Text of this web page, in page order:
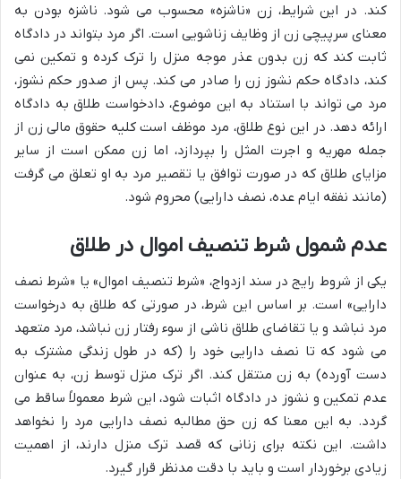
کند. در این شرایط، زن «ناشزه» محسوب می شود. ناشزه بودن به
معنای سرپیچی زن از وظایف زناشویی است. اگر مرد بتواند در دادگاه
ثابت کند که زن بدون عذر موجه منزل را ترک کرده و تمکین نمی
کند، دادگاه حکم نشوز زن را صادر می کند. پس از صدور حکم نشوز،
مرد می تواند با استناد به این موضوع، دادخواست طلاق به دادگاه
ارائه دهد. در این نوع طلاق، مرد موظف است کلیه حقوق مالی زن از
جمله مهریه و اجرت المثل را بپردازد، اما زن ممکن است از سایر
مزایای طلاق که در صورت توافق یا تقصیر مرد به او تعلق می گرفت
(مانند نفقه ایام عده، نصف دارایی) محروم شود.
عدم شمول شرط تنصیف اموال در طلاق
یکی از شروط رایج در سند ازدواج، «شرط تنصیف اموال» یا «شرط نصف
دارایی» است. بر اساس این شرط، در صورتی که طلاق به درخواست
مرد نباشد و یا تقاضای طلاق ناشی از سوء رفتار زن نباشد، مرد متعهد
می شود که تا نصف دارایی خود را (که در طول زندگی مشترک به
دست آورده) به زن منتقل کند. اگر ترک منزل توسط زن، به عنوان
عدم تمکین و نشوز در دادگاه اثبات شود، این شرط معمولاً ساقط می
گردد. به این معنا که زن حق مطالبه نصف دارایی مرد را نخواهد
داشت. این نکته برای زنانی که قصد ترک منزل دارند، از اهمیت
زیادی برخوردار است و باید با دقت مدنظر قرار گیرد.